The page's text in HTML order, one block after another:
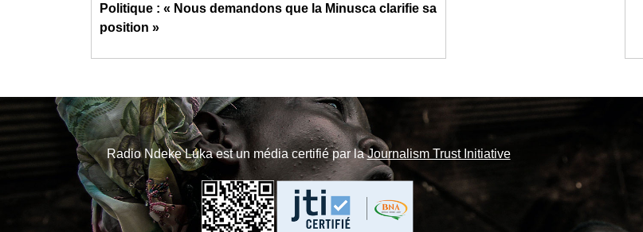
Politique : « Nous demandons que la Minusca clarifie sa
position »
Radio Ndeke Luka est un média certifié par laJournalism Trust Initiative